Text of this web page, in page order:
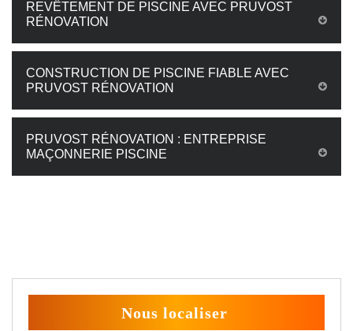
REVÊTEMENT DE PISCINE AVEC PRUVOST
RÉNOVATION
CONSTRUCTION DE PISCINE FIABLE AVEC
PRUVOST RÉNOVATION
PRUVOST RÉNOVATION : ENTREPRISE
MAÇONNERIE PISCINE
Nous localiser